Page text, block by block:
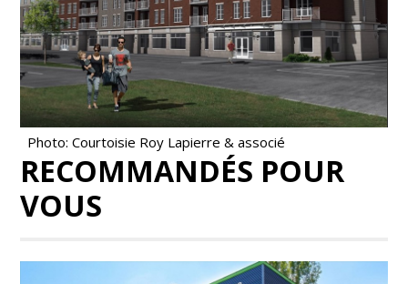
Photo: Courtoisie Roy Lapierre & associé
RECOMMANDÉS POUR
VOUS